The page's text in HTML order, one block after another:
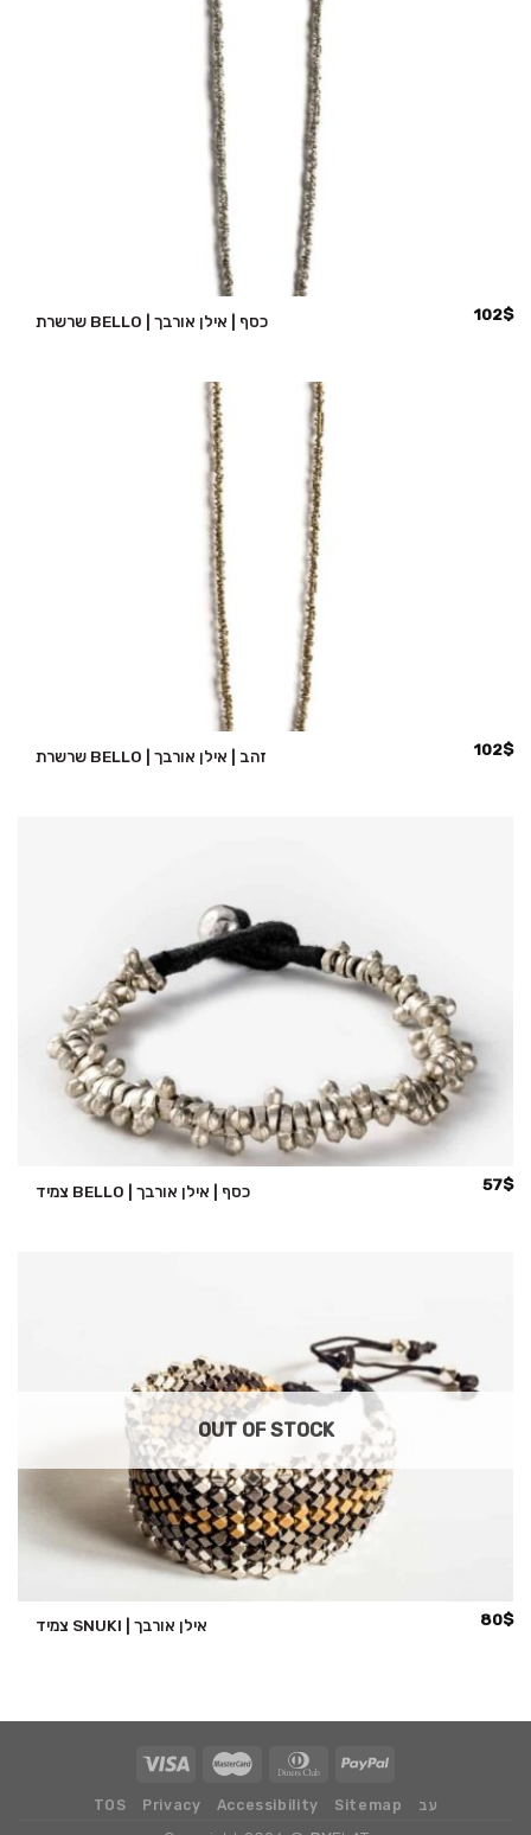
שרשרת BELLO | כסף | אילן אורבך 102$
שרשרת BELLO | זהב | אילן אורבך 102$
צמיד BELLO | כסף | אילן אורבך 57$
OUT OF STOCK
צמיד SNUKI | אילן אורבך 80$
TOS Privacy Accessibility Sitemap עב